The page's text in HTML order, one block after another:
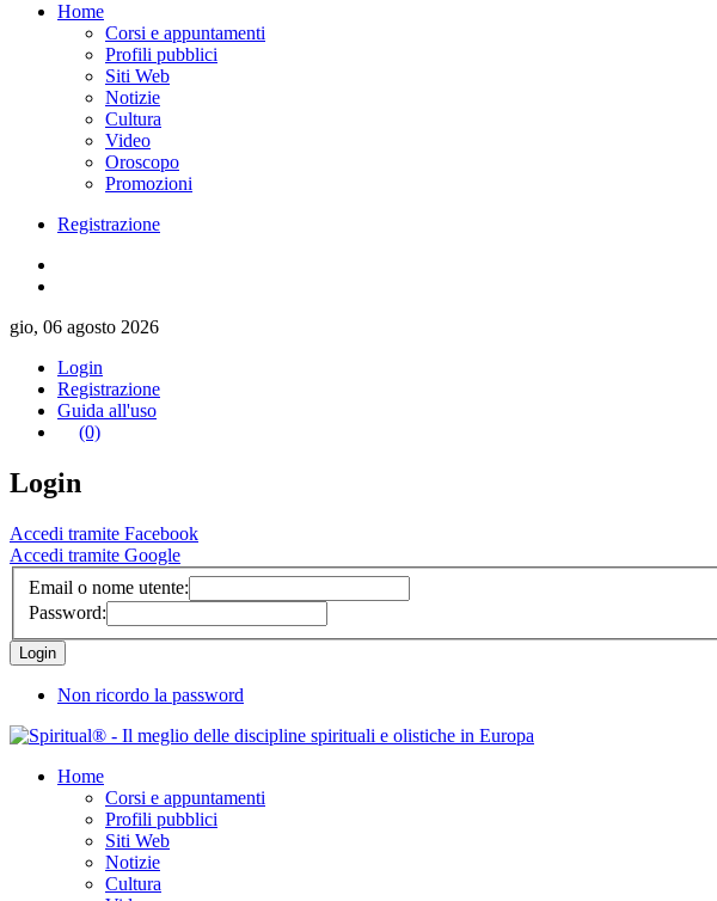
Home
Corsi e appuntamenti
Profili pubblici
Siti Web
Notizie
Cultura
Video
Oroscopo
Promozioni
Registrazione
gio, 06 agosto 2026
Login
Registrazione
Guida all'uso
(0)
Login
Accedi tramite Facebook
Accedi tramite Google
Email o nome utente:
Password:
Non ricordo la password
Home
Corsi e appuntamenti
Profili pubblici
Siti Web
Notizie
Cultura